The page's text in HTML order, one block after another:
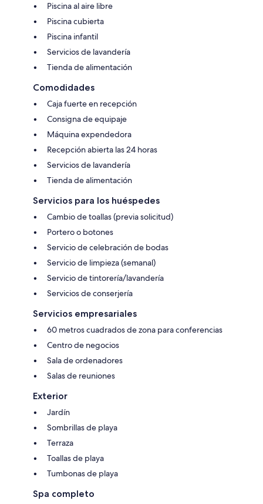
Piscina al aire libre
Piscina cubierta
Piscina infantil
Servicios de lavandería
Tienda de alimentación
Comodidades
Caja fuerte en recepción
Consigna de equipaje
Máquina expendedora
Recepción abierta las 24 horas
Servicios de lavandería
Tienda de alimentación
Servicios para los huéspedes
Cambio de toallas (previa solicitud)
Portero o botones
Servicio de celebración de bodas
Servicio de limpieza (semanal)
Servicio de tintorería/lavandería
Servicios de conserjería
Servicios empresariales
60 metros cuadrados de zona para conferencias
Centro de negocios
Sala de ordenadores
Salas de reuniones
Exterior
Jardín
Sombrillas de playa
Terraza
Toallas de playa
Tumbonas de playa
Spa completo